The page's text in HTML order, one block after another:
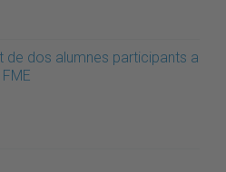
de dos alumnes participants a